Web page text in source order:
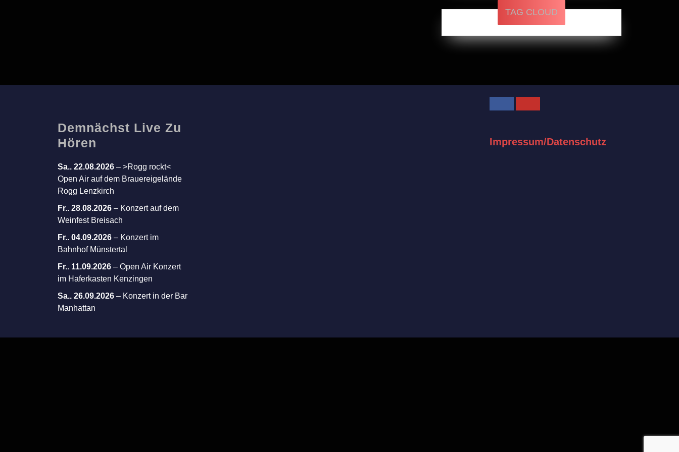
TAG CLOUD
Demnächst Live Zu
Hören
Sa.. 22.08.2026 – >Rogg rockt<
Open Air auf dem Brauereigelände
Rogg Lenzkirch
Fr.. 28.08.2026 – Konzert auf dem
Weinfest Breisach
Fr.. 04.09.2026 – Konzert im
Bahnhof Münstertal
Fr.. 11.09.2026 – Open Air Konzert
im Haferkasten Kenzingen
Sa.. 26.09.2026 – Konzert in der Bar
Manhattan
Impressum/Datenschutz